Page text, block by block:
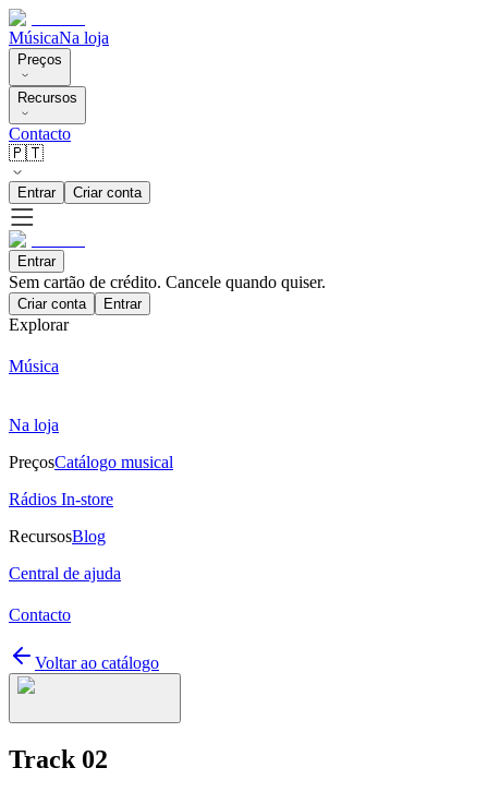
MúsicaNa loja
Preços
Recursos
Contacto
🇵🇹
Entrar Criar conta
Entrar
Sem cartão de crédito. Cancele quando quiser.
Criar conta Entrar
Explorar
Música
Na loja
PreçosCatálogo musical
Rádios In-store
RecursosBlog
Central de ajuda
Contacto
Voltar ao catálogo
Track 02